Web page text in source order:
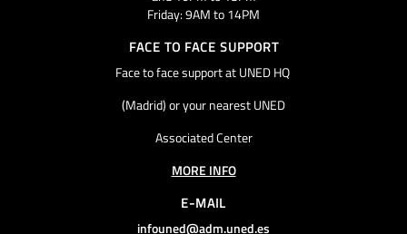
Friday: 9AM to 14PM
FACE TO FACE SUPPORT
Face to face support at UNED HQ
(Madrid) or your nearest UNED
Associated Center
MORE INFO
E-MAIL
infouned@adm.uned.es